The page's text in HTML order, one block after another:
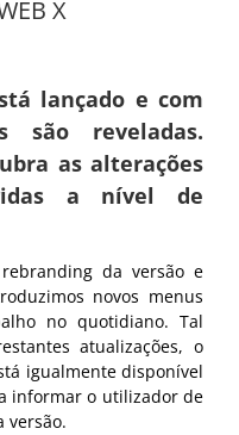
X
lançado e com
são reveladas.
as alterações
a nível de
da versão e
novos menus
no quotidiano. Tal
atualizações, o
igualmente disponível
informar o utilizador de
versão.